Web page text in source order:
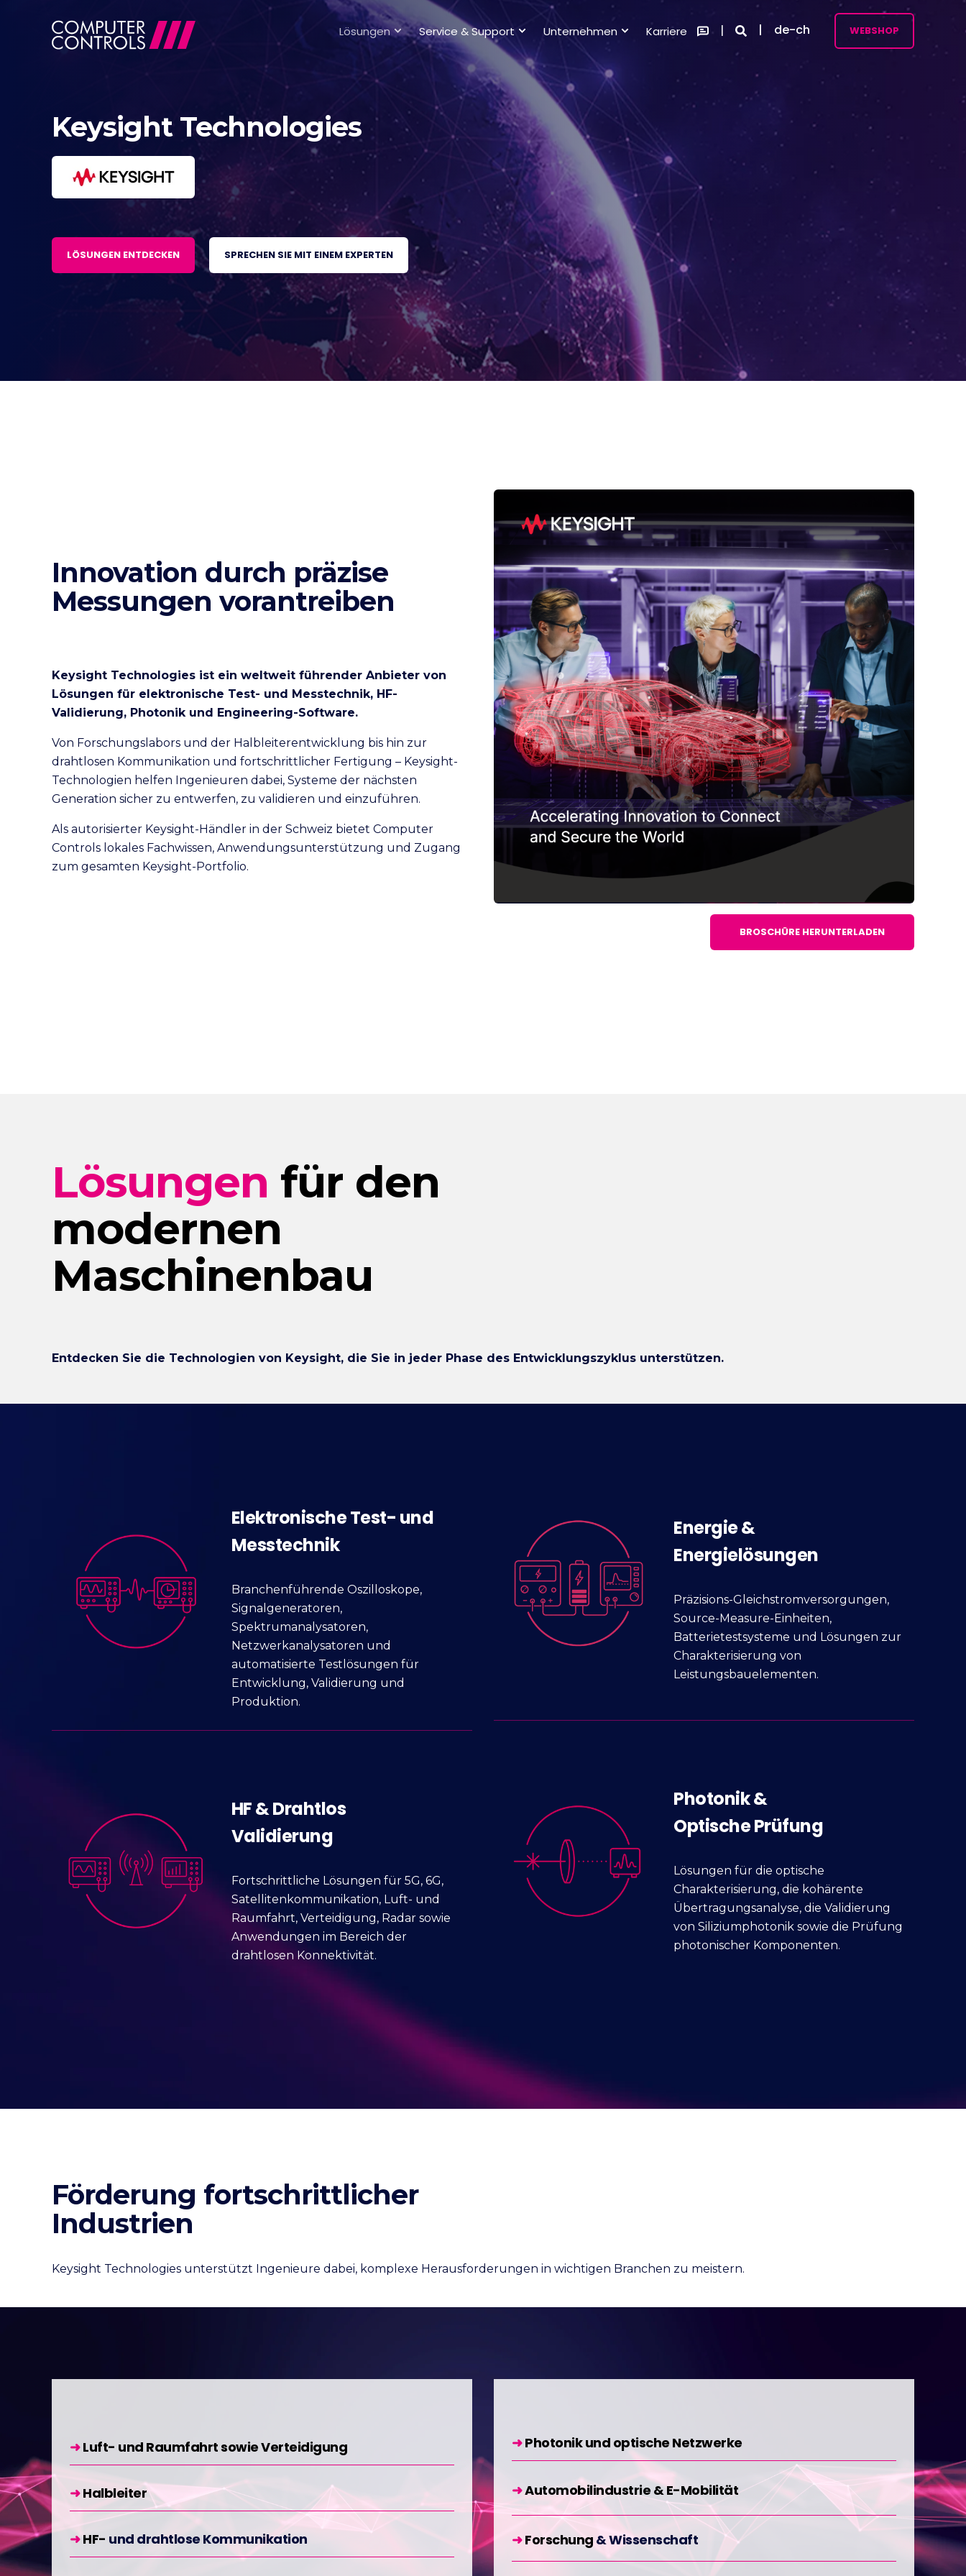
Lösungen Service & Support Unternehmen Karriere de-ch WEBSHOP
Keysight Technologies
LÖSUNGEN ENTDECKEN SPRECHEN SIE MIT EINEM EXPERTEN
Innovation durch präzise
Messungen vorantreiben
Keysight Technologies ist ein weltweit führender Anbieter von
Lösungen für elektronische Test- und Messtechnik, HF-
Validierung, Photonik und Engineering-Software.
Von Forschungslabors und der Halbleiterentwicklung bis hin zur
drahtlosen Kommunikation und fortschrittlicher Fertigung – Keysight-
Technologien helfen Ingenieuren dabei, Systeme der nächsten
Generation sicher zu entwerfen, zu validieren und einzuführen.
Als autorisierter Keysight-Händler in der Schweiz bietet Computer
Controls lokales Fachwissen, Anwendungsunterstützung und Zugang
zum gesamten Keysight-Portfolio.
BROSCHÜRE HERUNTERLADEN
Lösungen für den
modernen
Maschinenbau
Entdecken Sie die Technologien von Keysight, die Sie in jeder Phase des Entwicklungszyklus unterstützen.
Elektronische Test- und
Messtechnik
Branchenführende Oszilloskope,
Signalgeneratoren,
Spektrumanalysatoren,
Netzwerkanalysatoren und
automatisierte Testlösungen für
Entwicklung, Validierung und
Produktion.
HF & Drahtlos
Validierung
Fortschrittliche Lösungen für 5G, 6G,
Satellitenkommunikation, Luft- und
Raumfahrt, Verteidigung, Radar sowie
Anwendungen im Bereich der
drahtlosen Konnektivität.
Energie &
Energielösungen
Präzisions-Gleichstromversorgungen,
Source-Measure-Einheiten,
Batterietestsysteme und Lösungen zur
Charakterisierung von
Leistungsbauelementen.
Photonik &
Optische Prüfung
Lösungen für die optische
Charakterisierung, die kohärente
Übertragungsanalyse, die Validierung
von Siliziumphotonik sowie die Prüfung
photonischer Komponenten.
Förderung fortschrittlicher
Industrien
Keysight Technologies unterstützt Ingenieure dabei, komplexe Herausforderungen in wichtigen Branchen zu meistern.
➜Luft- und Raumfahrtsowie Verteidigung
➜Halbleiter
➜HF- und drahtlose Kommunikation
➜Photonik und optische Netzwerke
➜Automobilindustrie & E-Mobilität
➜Forschung & Wissenschaft